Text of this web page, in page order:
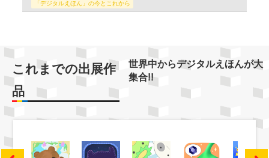
「デジタルえほん」の今とこれから
これまでの出展作
品
世界中からデジタルえほんが大
集合!!